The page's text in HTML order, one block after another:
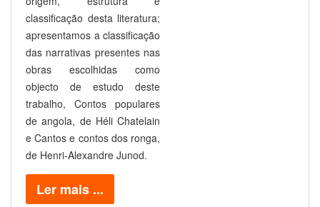
classificação desta literatura;
apresentamos a classificação
das narrativas presentes nas
obras escolhidas como
objecto de estudo deste
trabalho, Contos populares
de angola, de Héli Chatelain
e Cantos e contos dos ronga,
de Henri-Alexandre Junod.
Ler mais ...